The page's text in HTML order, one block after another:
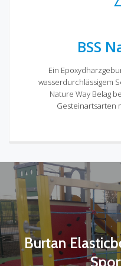
BSS
Ein
wasserdurchlässigem
Nature Way Belag
Gesteinartsarten
Burtan